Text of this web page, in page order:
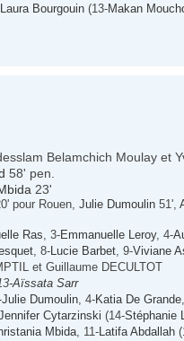
Laura Bourgouin (13-Makan
Belamchich Moulay et
58' pen.
23'
pour Rouen, Julie Dumoulin 51',
Ras , 3-Emmanuelle Leroy, 4-
, 8- Lucie Barbet , 9-Viviane
et Guillaume DECULTOT
Aïssata Sarr
Julie Dumoulin , 4-Katia De Grande
Cytarzinski (14-Stéphanie
Mbida , 11- Latifa Abdallah